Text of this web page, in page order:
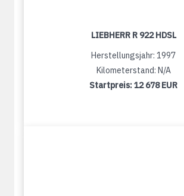
LIEBHERR R 922 HDSL
Herstellungsjahr: 1997
Kilometerstand: N/A
Startpreis:12 678 EUR